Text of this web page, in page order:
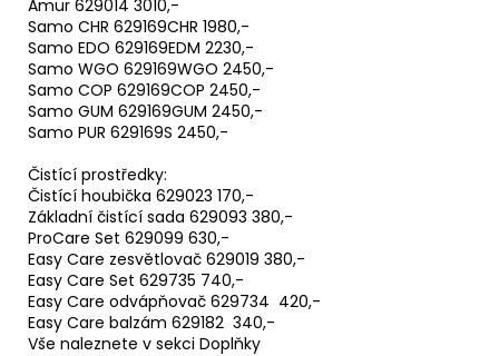
Amur 629014 3010,-
Samo CHR 629169CHR 1980,-
Samo EDO 629169EDM 2230,-
Samo WGO 629169WGO 2450,-
Samo COP 629169COP 2450,-
Samo GUM 629169GUM 2450,-
Samo PUR 629169S 2450,-
Čistící prostředky:
Čistící houbička 629023 170,-
Základní čistící sada 629093 380,-
ProCare Set 629099 630,-
Easy Care zesvětlovač 629019 380,-
Easy Care Set 629735 740,-
Easy Care odvápňovač 629734 420,-
Easy Care balzám 629182 340,-
Vše naleznete v sekci Doplňky